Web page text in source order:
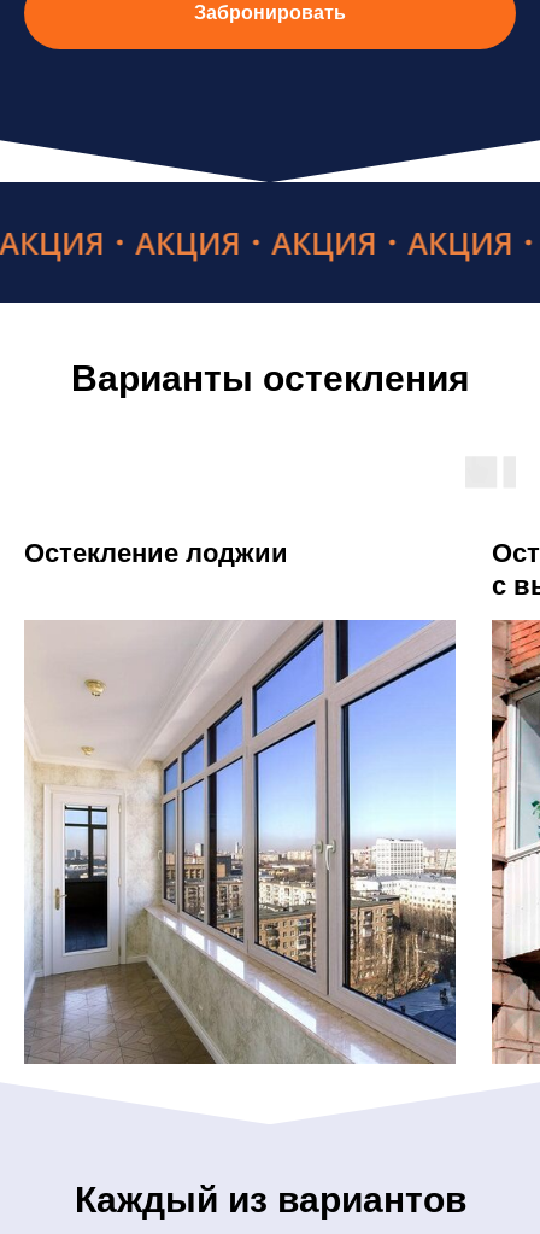
Забронировать
АКЦИЯ АКЦИЯ АКЦИЯ
Варианты остекления
Остекление лоджии
с
Каждый из вариантов